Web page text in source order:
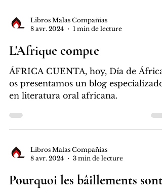
8 avr. 2024
1 min de lecture
L'Afrique compte
ÁFRICA CUENTA, hoy, Día de África
en literatura oral africana.
8 avr. 2024
3 min de lecture